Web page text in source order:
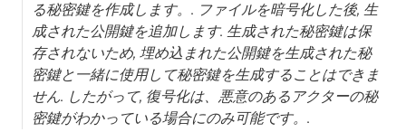
る秘密鍵を作成します。. ファイルを暗号化した後, 生
成された公開鍵を追加します. 生成された秘密鍵は保
存されないため, 埋め込まれた公開鍵を生成された秘
密鍵と一緒に使用して秘密鍵を生成することはできま
せん. したがって, 復号化は、悪意のあるアクターの秘
密鍵がわかっている場合にのみ可能です。.